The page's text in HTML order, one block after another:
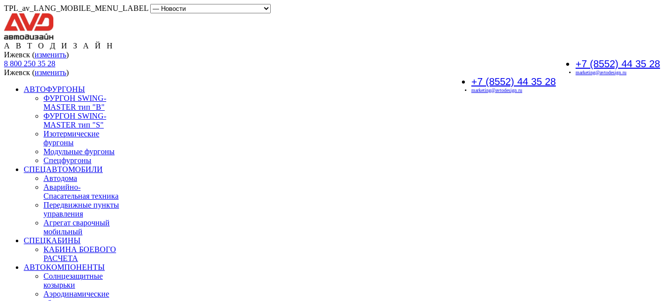
TPL_av_LANG_MOBILE_MENU_LABEL
А В Т О Д И З А Й Н
+7 (8552) 44 35 28
marketing@avtodesign.ru
Ижевск (изменить)
8 800 250 35 28
+7 (8552) 44 35 28
marketing@avtodesign.ru
Ижевск (изменить)
АВТОФУРГОНЫ
ФУРГОН SWING-
MASTER тип "B"
ФУРГОН SWING-
MASTER тип "S"
Изотермические
фургоны
Модульные фургоны
Спецфургоны
СПЕЦАВТОМОБИЛИ
Автодома
Аварийно-
Спасательная техника
Передвижные пункты
управления
Агрегат сварочный
мобильный
СПЕЦКАБИНЫ
КАБИНА БОЕВОГО
РАСЧЕТА
АВТОКОМПОНЕНТЫ
Солнцезащитные
козырьки
Аэродинамические